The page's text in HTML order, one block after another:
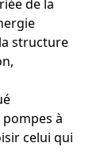
de la
structure
à
celui qui